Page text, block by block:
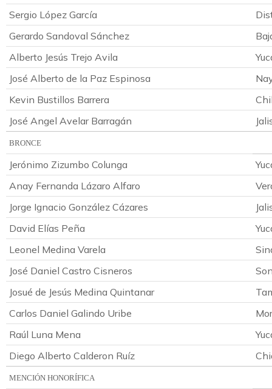
Sergio López García
Gerardo Sandoval Sánchez
Alberto Jesús Trejo Avila
José Alberto de la Paz Espinosa
Kevin Bustillos Barrera
José Angel Avelar Barragán
BRONCE
Jerónimo Zizumbo Colunga
Anay Fernanda Lázaro Alfaro
Jorge Ignacio González Cázares
David Elías Peña
Leonel Medina Varela
José Daniel Castro Cisneros
Josué de Jesús Medina Quintanar
Carlos Daniel Galindo Uribe
Raúl Luna Mena
Diego Alberto Calderon Ruíz
MENCIÓN HONORÍFICA